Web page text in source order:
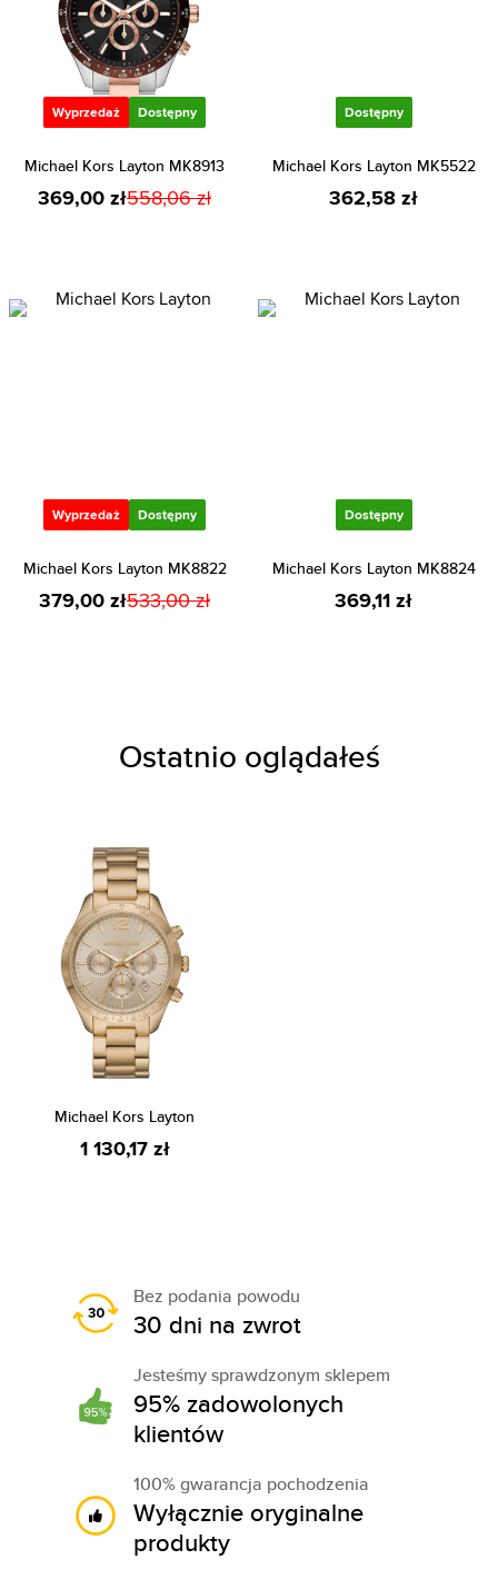
Wyprzedaż Dostępny
Michael Kors Layton MK8913
369,00 zł558,06 zł
Dostępny
Michael Kors Layton MK5522
362,58 zł
Wyprzedaż Dostępny
Michael Kors Layton MK8822
379,00 zł533,00 zł
Dostępny
Michael Kors Layton MK8824
369,11 zł
Ostatnio oglądałeś
Michael Kors Layton
1 130,17 zł
Bez podania powodu
30 dni na zwrot
Jesteśmy sprawdzonym sklepem
95% zadowolonych
klientów
100% gwarancja pochodzenia
Wyłącznie oryginalne
produkty